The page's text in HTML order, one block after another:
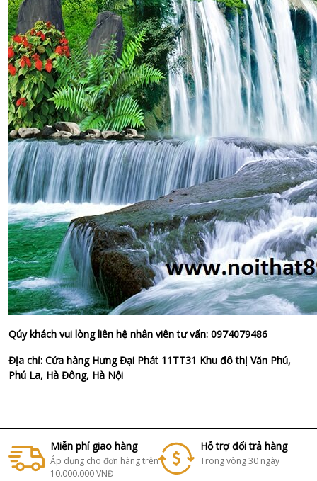
Qúy khách vui lòng liên hệ nhân viên tư vấn: 0974079486
Địa chỉ: Cửa hàng Hưng Đại Phát 11TT31 Khu đô thị Văn Phú,
Phú La, Hà Đông, Hà Nội
Miễn phí giao hàng
Áp dụng cho đơn hàng trên
10.000.000 VNĐ
Hỗ trợ đổi trả hàng
Trong vòng 30 ngày